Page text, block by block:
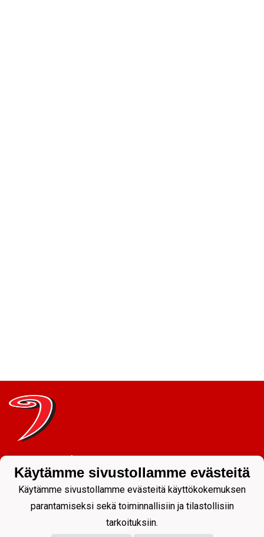
Tietosuojaseloste
JYP Juniorit ry
Kuntoportti 5 | 40700 JYVÄSKYLÄ |
Käytämme sivustollamme evästeitä
Käytämme sivustollamme evästeitä käyttökokemuksen
parantamiseksi sekä toiminnallisiin ja tilastollisiin
tarkoituksiin.